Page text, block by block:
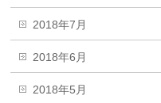
2018年7月
2018年6月
2018年5月